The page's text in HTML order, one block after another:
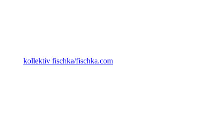
kollektiv fischka/fischka.com